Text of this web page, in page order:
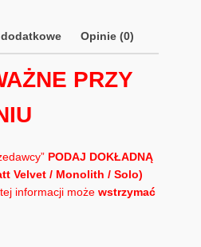
Opinie (0)
PRZY
PODAJ DOKŁADNĄ
Velvet / Monolith / Solo)
informacji może wstrzymać